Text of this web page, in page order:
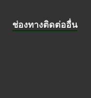
ช่องทางติดต่ออื่น